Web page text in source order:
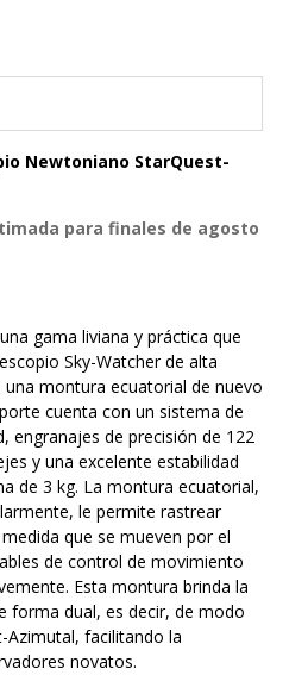
Newtoniano StarQuest-
para finales de agosto
gama liviana y práctica que
Sky-Watcher de alta
montura ecuatorial de nuevo
cuenta con un sistema de
engranajes de precisión de 122
y una excelente estabilidad
de 3 kg. La montura ecuatorial,
le permite rastrear
que se mueven por el
de control de movimiento
Esta montura brinda la
forma dual, es decir, de modo
facilitando la
novatos.